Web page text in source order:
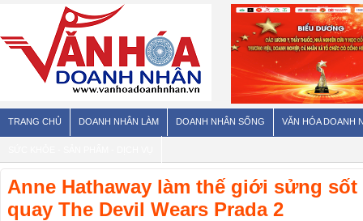
TRANG CHỦ DOANH NHÂN LÀM DOANH NHÂN SỐNG VĂN HÓA DOANH
Anne Hathaway làm thế giới sửng
quay The Devil Wears Prada 2